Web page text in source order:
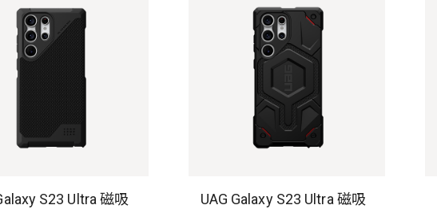
S23 Ultra 磁吸
UAG Galaxy S23 Ultra 磁吸